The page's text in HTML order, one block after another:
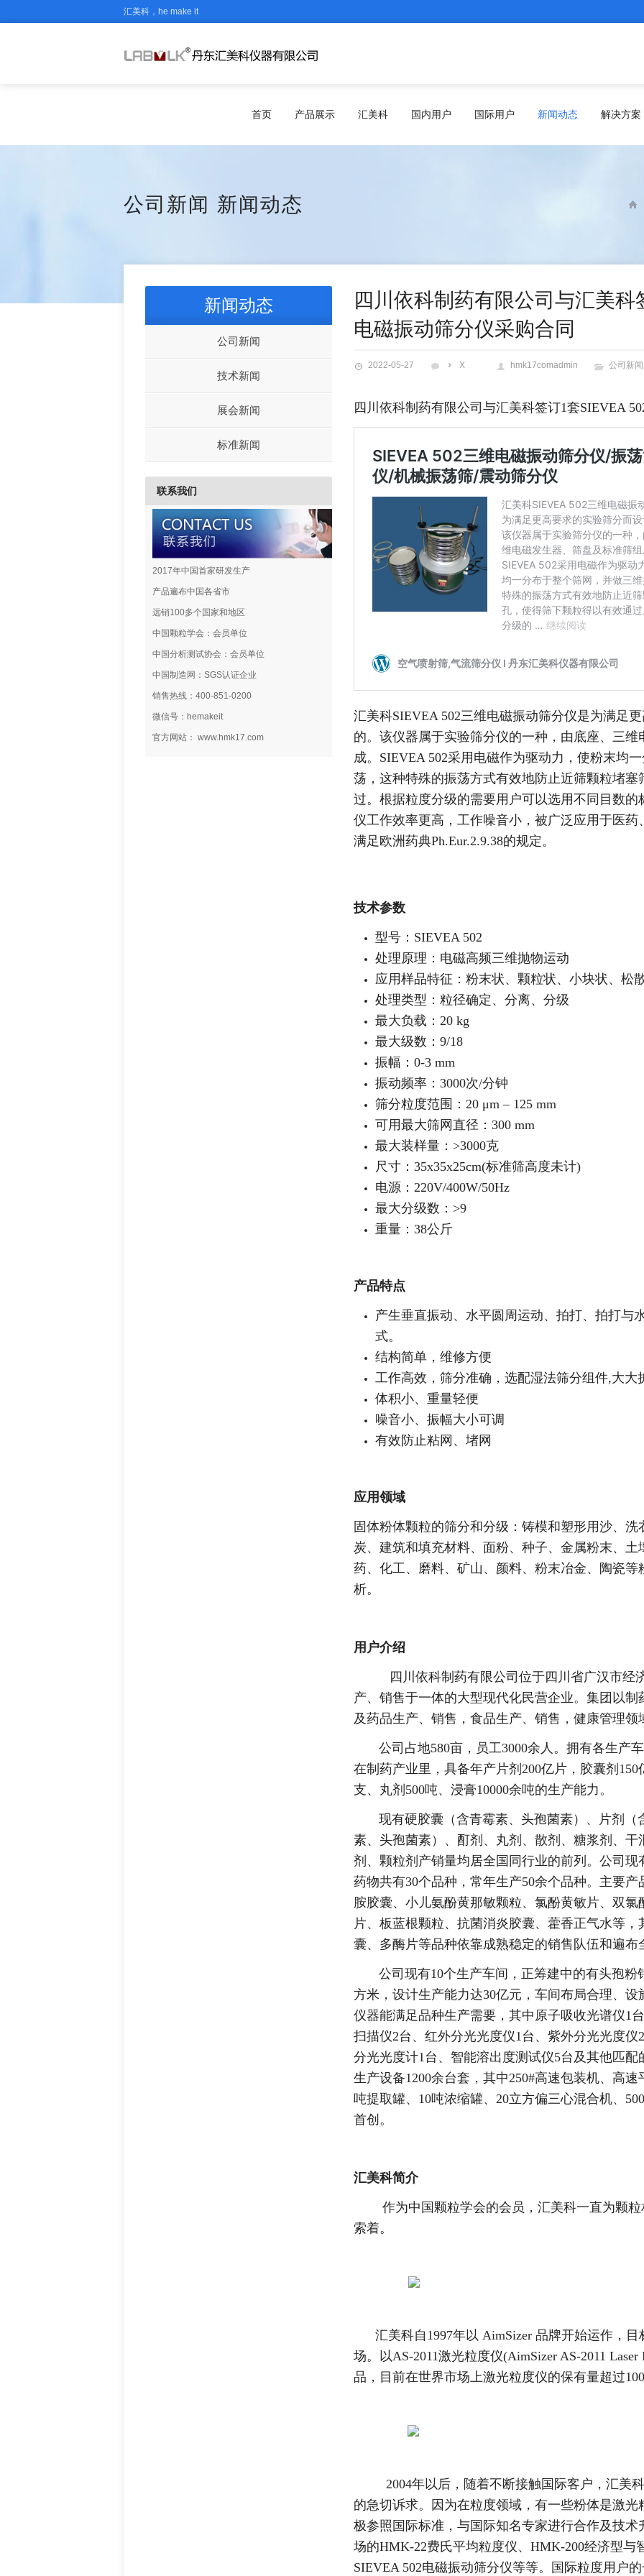
汇美科，he make it
首页 产品展示 汇美科 国内用户 国际用户 新闻动态 解决方案
公司新闻 新闻动态
四川依科制药有限公司与汇美
电磁振动筛分仪采购合同
2022-05-27 X hmk17comadmin 公司新闻
四川依科制药有限公司与汇美科签订1套SIEVEA
汇美科SIEVEA 502三维电磁振动筛分仪是为满足
的。该仪器属于实验筛分仪的一种，由底座、三
成。SIEVEA 502采用电磁作为驱动力，使粉末均
荡，这种特殊的振荡方式有效地防止近筛颗粒堵
过。根据粒度分级的需要用户可以选用不同目数
仪工作效率更高，工作噪音小，被广泛应用于医药
满足欧洲药典Ph.Eur.2.9.38的规定。
技术参数
型号：SIEVEA 502
处理原理：电磁高频三维抛物运动
应用样品特征：粉末状、颗粒状、小块状、松
处理类型：粒径确定、分离、分级
最大负载：20 kg
最大级数：9/18
振幅：0-3 mm
振动频率：3000次/分钟
筛分粒度范围：20 μm – 125 mm
可用最大筛网直径：300 mm
最大装样量：>3000克
尺寸：35x35x25cm(标准筛高度未计)
电源：220V/400W/50Hz
最大分级数：>9
重量：38公斤
产品特点
产生垂直振动、水平圆周运动、拍打、拍打与
式。
结构简单，维修方便
工作高效，筛分准确，选配湿法筛分组件,大大
体积小、重量轻便
噪音小、振幅大小可调
有效防止粘网、堵网
应用领域
固体粉体颗粒的筛分和分级：铸模和塑形用沙、
炭、建筑和填充材料、面粉、种子、金属粉末、
药、化工、磨料、矿山、颜料、粉末冶金、陶瓷
析。
用户介绍
四川依科制药有限公司位于四川省广汉市经
产、销售于一体的大型现代化民营企业。集团以
及药品生产、销售，食品生产、销售，健康管理领
公司占地580亩，员工3000余人。拥有各生产车
在制药产业里，具备年产片剂200亿片，胶囊剂
支、丸剂500吨、浸膏10000余吨的生产能力。
现有硬胶囊（含青霉素、头孢菌素）、片剂（
素、头孢菌素）、酊剂、丸剂、散剂、糖浆剂、
剂、颗粒剂产销量均居全国同行业的前列。公司
药物共有30个品种，常年生产50余个品种。主要
胺胶囊、小儿氨酚黄那敏颗粒、氯酚黄敏片、双
片、板蓝根颗粒、抗菌消炎胶囊、藿香正气水等
囊、多酶片等品种依靠成熟稳定的销售队伍和遍
公司现有10个生产车间，正筹建中的有头孢粉
方米，设计生产能力达30亿元，车间布局合理、
仪器能满足品种生产需要，其中原子吸收光谱仪1
扫描仪2台、红外分光光度仪1台、紫外分光光度
分光光度计1台、智能溶出度测试仪5台及其他匹
生产设备1200余台套，其中250#高速包装机、高
吨提取罐、10吨浓缩罐、20立方偏三心混合机、
首创。
汇美科简介
作为中国颗粒学会的会员，汇美科一直为颗粒
索着。
汇美科自1997年以 AimSizer 品牌开始运作，目
场。以AS-2011激光粒度仪(AimSizer AS-2011
品，目前在世界市场上激光粒度仪的保有量超过
2004年以后，随着不断接触国际客户，汇美科
的急切诉求。因为在粒度领域，有一些粉体是激
极参照国际标准，与国际知名专家进行合作及技
场的HMK-22费氏平均粒度仪、HMK-200经济型与
SIEVEA 502电磁振动筛分仪等等。国际粒度用户
新闻动态
公司新闻
技术新闻
展会新闻
标准新闻
联系我们
2017年中国首家研发生产
产品遍布中国各省市
远销100多个国家和地区
中国颗粒学会：会员单位
中国分析测试协会：会员单位
中国制造网：SGS认证企业
销售热线：400-851-0200
微信号：hemakeit
官方网站： www.hmk17.com